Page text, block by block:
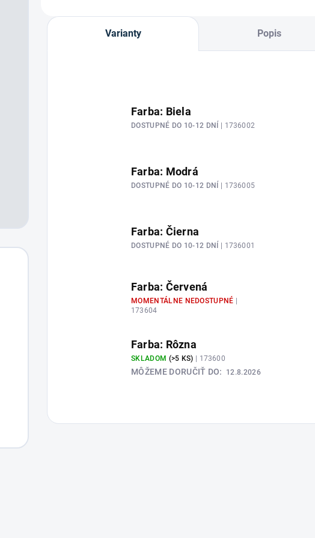
Varianty Popis
Farba: Biela
DOSTUPNÉ DO 10-12 DNÍ | 1736002
Farba: Modrá
DOSTUPNÉ DO 10-12 DNÍ | 1736005
Farba: Čierna
DOSTUPNÉ DO 10-12 DNÍ | 1736001
Farba: Červená
MOMENTÁLNE NEDOSTUPNÉ |
173604
Farba: Rôzna
SKLADOM (>5 KS) | 173600
MÔŽEME DORUČIŤ DO: 12.8.2026